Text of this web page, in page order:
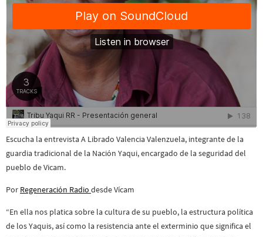
Escucha la entrevista A Librado Valencia Valenzuela, integrante de la
guardia tradicional de la Nación Yaqui, encargado de la seguridad del
pueblo de Vicam.
Por Regeneración Radio desde Vícam
“En ella nos platica sobre la cultura de su pueblo, la estructura política
de los Yaquis, así como la resistencia ante el exterminio que significa el